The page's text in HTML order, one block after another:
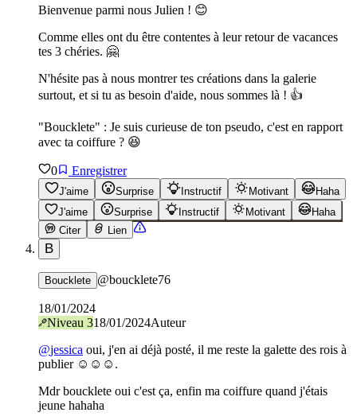
Bienvenue parmi nous Julien ! 😊
Comme elles ont du être contentes à leur retour de vacances
tes 3 chéries. 🤗
N'hésite pas à nous montrer tes créations dans la galerie
surtout, et si tu as besoin d'aide, nous sommes là ! 👍
"Boucklete" : Je suis curieuse de ton pseudo, c'est en rapport
avec ta coiffure ? 😆
0 Enregistrer
J'aime Surprise Instructif Motivant
Haha
J'aime
Surprise Instructif Motivant
Haha
Citer
Lien
B
Boucklete @boucklete76
18/01/2024
Niveau 318/01/2024Auteur
@jessica oui, j'en ai déjà posté, il me reste la galette des rois à
publier ☺️☺️☺️.
Mdr boucklete oui c'est ça, enfin ma coiffure quand j'étais
jeune hahaha